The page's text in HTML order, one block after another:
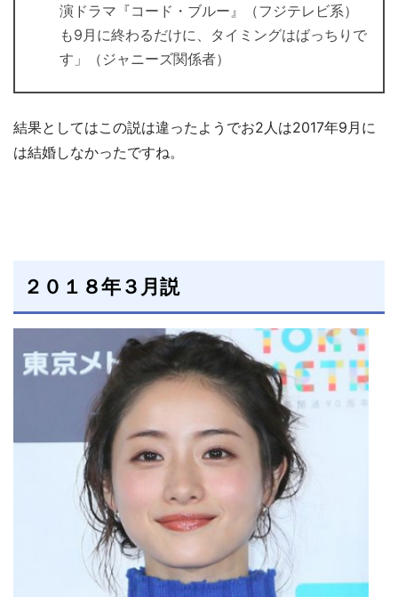
演ドラマ『コード・ブルー』（フジテレビ系）
も9月に終わるだけに、タイミングはばっちりで
す」（ジャニーズ関係者）
結果としてはこの説は違ったようでお2人は2017年9月に
は結婚しなかったですね。
２０１８年３月説